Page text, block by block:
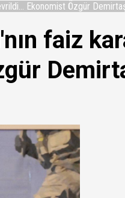
katılımına
tartıştı: "'Beni siz
Ekonomist Özgür
faiz